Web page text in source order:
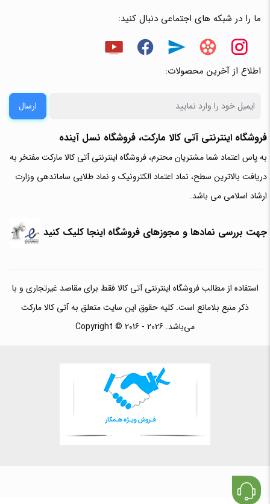
ما را در شبکه های اجتماعی دنبال کنید:
اطلاع از آخرین محصولات:
ارسال
فروشگاه اینترنتی آتی‌ کالا مارکت، فروشگاه نسل آینده
به پاس اعتماد شما مشتریان محترم، فروشگاه اینترنتی آتی کالا مارکت مفتخر به
دریافت بالاترین سطح، نماد اعتماد الکترونیک و نماد طلایی ساماندهی وزارت
ارشاد اسلامی می باشد.
جهت بررسی نمادها و مجوزهای فروشگاه اینجا کلیک کنید
استفاده از مطالب فروشگاه اینترنتی آتی کالا فقط برای مقاصد غیرتجاری و با
ذکر منبع بلامانع است. کلیه حقوق این سایت متعلق به آتی کالا مارکت
می‌باشد. Copyright © 2016 - 2026